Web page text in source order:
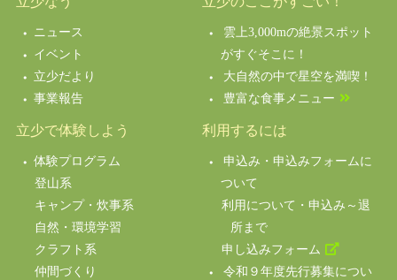
ニュース
イベント
立少だより
事業報告
雲上3,000mの絶景スポット
がすぐそこに！
大自然の中で星空を満喫！
豊富な食事メニュー
立少で体験しよう
体験プログラム
登山系
キャンプ・炊事系
自然・環境学習
クラフト系
仲間づくり
利用するには
申込み・申込みフォームに
ついて
利用について・申込み～退
所まで
申し込みフォーム
令和９年度先行募集につい